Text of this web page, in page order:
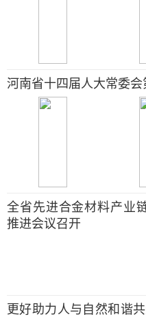
河南省十四届人大常委
全省先进合金材料产业
推进会议召开
更好助力人与自然和谐